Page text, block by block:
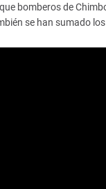
bomberos de
se han sumado